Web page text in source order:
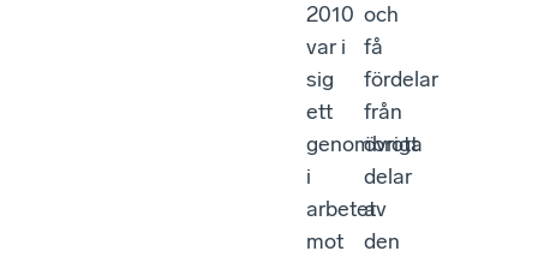
2010
var i
sig
ett
genombrott
i
arbetet
mot
och
få
fördelar
från
övriga
delar
av
den